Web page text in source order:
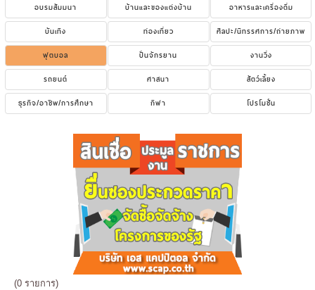
อบรมสัมมนา
บ้านและของแต่งบ้าน
อาหารและเครื่องดื่ม
บันเทิง
ท่องเที่ยว
ศิลปะ/นิทรรศการ/ถ่ายภาพ
ฟุตบอล
ปั่นจักรยาน
งานวิ่ง
รถยนต์
ศาสนา
สัตว์เลี้ยง
ธุรกิจ/อาชีพ/การศึกษา
กีฬา โปรโมชั่น
(0 รายการ)